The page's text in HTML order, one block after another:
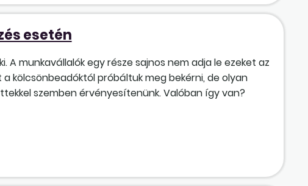
esetén
A munkavállalók egy része sajnos nem adja le ezeket az
kölcsönbeadóktól próbáltuk meg bekérni, de olyan
szemben érvényesítenünk. Valóban így van?